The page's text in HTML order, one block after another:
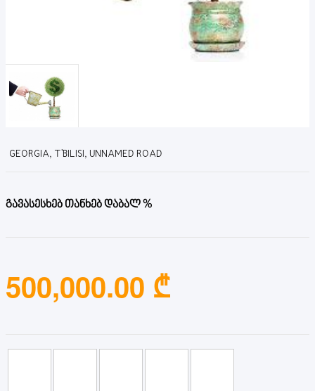
GEORGIA, T'BILISI, UNNAMED ROAD
გავასესხებ თანხებ დაბალ %
500,000.00 ₾